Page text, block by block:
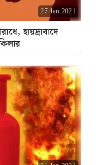
27 Jan 2021
হায়দ্রাবাদে